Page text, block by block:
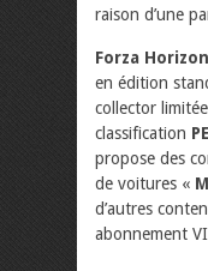
raison d’une
Forza Horizon
en édition
collector
classification
propose des
de voitures «
d’autres
abonnement